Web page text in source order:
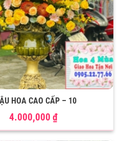
HOA CAO CẤP – 10
4.000,000 ₫